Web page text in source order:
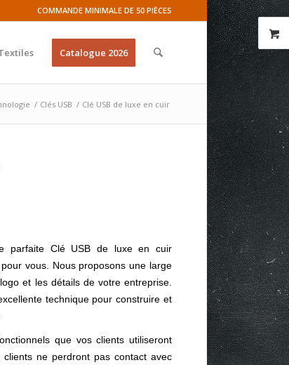
COMMANDE MINIMALE DE 50 PIÈCES
Catalogue 2026
/ Clés USB / Clé USB de luxe en cuir
parfaite Clé USB de luxe en cuir
vous. Nous proposons une large
et les détails de votre entreprise.
technique pour construire et
que vos clients utiliseront
ne perdront pas contact avec